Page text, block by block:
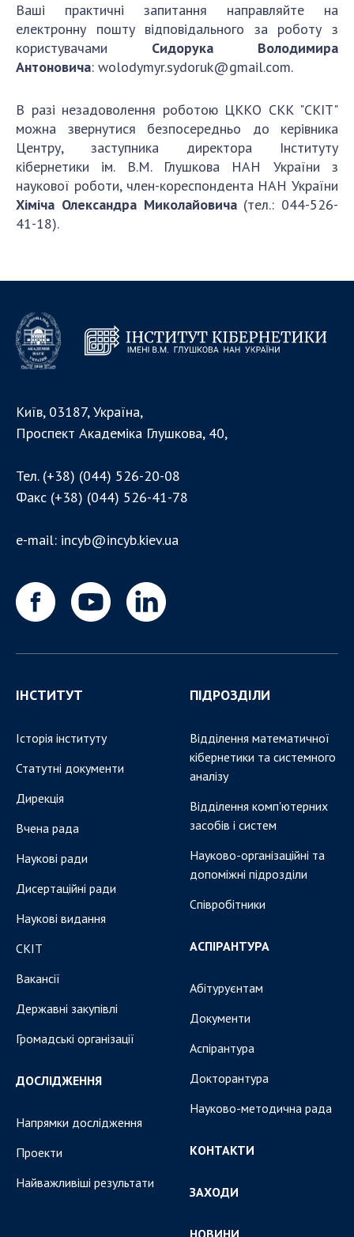
Ваші практичні запитання направляйте на
електронну пошту відповідального за роботу з
користувачами Сидорука Володимира
Антоновича: wolodymyr.sydoruk@gmail.com.
В разі незадоволення роботою ЦККО СКК "СКІТ"
можна звернутися безпосередньо до керівника
Центру, заступника директора Інституту
кібернетики ім. В.М. Глушкова НАН України з
наукової роботи, член-кореспондента НАН України
Хіміча Олександра Миколайовича(тел.: 044-526-
41-18).
Київ, 03187, Україна,
Проспект Академіка Глушкова, 40,
Тел. (+38) (044) 526-20-08
Факс (+38) (044) 526-41-78
e-mail: incyb@incyb.kiev.ua
ІНСТИТУТ
Історія інституту
Статутні документи
Дирекція
Вчена рада
Наукові ради
Дисертаційні ради
Наукові видання
СКІТ
Вакансії
Державні закупівлі
Громадські організації
ДОСЛІДЖЕННЯ
Напрямки дослідження
Проекти
Найважливіші результати
ПІДРОЗДІЛИ
Відділення математичної
кібернетики та системного
аналізу
Відділення комп'ютерних
засобів і систем
Науково-організаційні та
допоміжні підрозділи
Співробітники
АСПІРАНТУРА
Абітуруєнтам
Документи
Аспірантура
Докторантура
Науково-методична рада
КОНТАКТИ
ЗАХОДИ
НОВИНИ